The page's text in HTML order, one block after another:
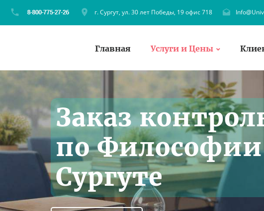
г. Сургут, ул. 30 лет Победы, 19 офис 718
Главная Услуги и Цены
Заказ
по Философии
Сургуте